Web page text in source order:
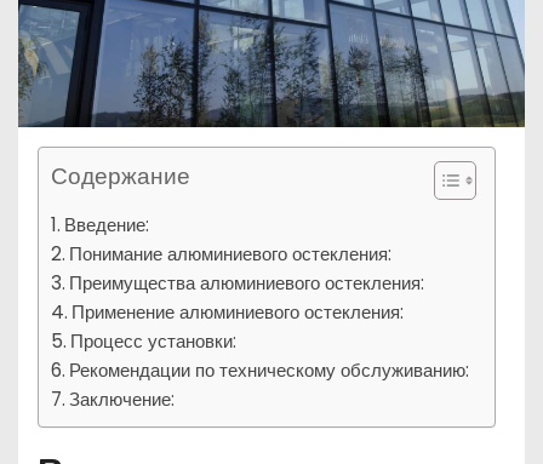
Содержание
Введение:
Понимание алюминиевого остекления:
Преимущества алюминиевого остекления:
Применение алюминиевого остекления:
Процесс установки:
Рекомендации по техническому обслуживанию:
Заключение: